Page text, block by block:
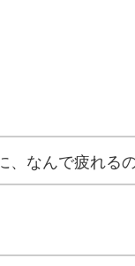
、なんで疲れる